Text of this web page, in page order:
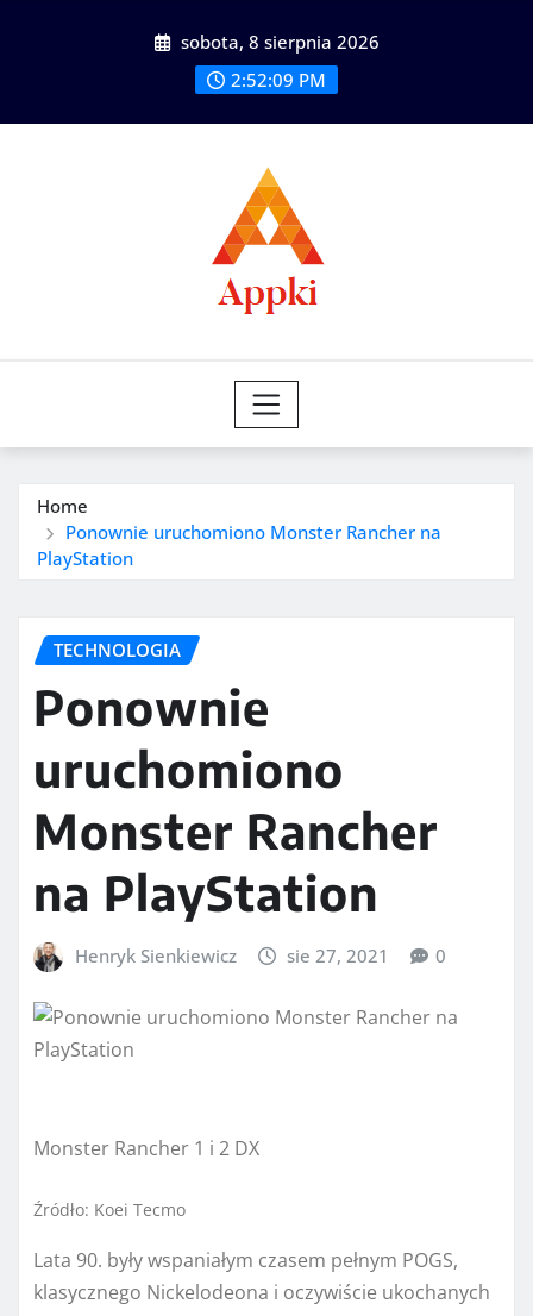
sobota, 8 sierpnia 2026
2:52:10 PM
Home
Ponownie uruchomiono Monster Rancher na
PlayStation
TECHNOLOGIA
Ponownie
uruchomiono
Monster Rancher
na PlayStation
Henryk Sienkiewicz sie 27, 2021 0
Monster Rancher 1 i 2 DX
Źródło: Koei Tecmo
Lata 90. były wspaniałym czasem pełnym POGS,
klasycznego Nickelodeona i oczywiście ukochanych